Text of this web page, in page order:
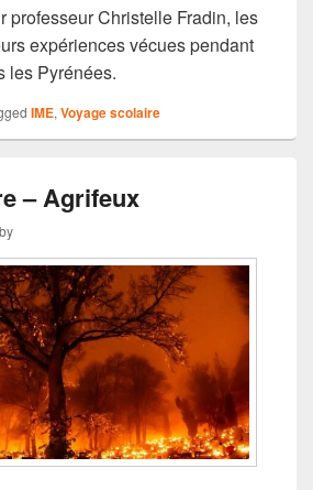
professeur Christelle Fradin, les
expériences vécues pendant
les Pyrénées.
IME, Voyage scolaire
– Agrifeux
by